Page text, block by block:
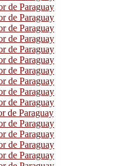
de Paraguay
de Paraguay
de Paraguay
de Paraguay
de Paraguay
de Paraguay
de Paraguay
de Paraguay
de Paraguay
de Paraguay
de Paraguay
de Paraguay
de Paraguay
de Paraguay
de Paraguay